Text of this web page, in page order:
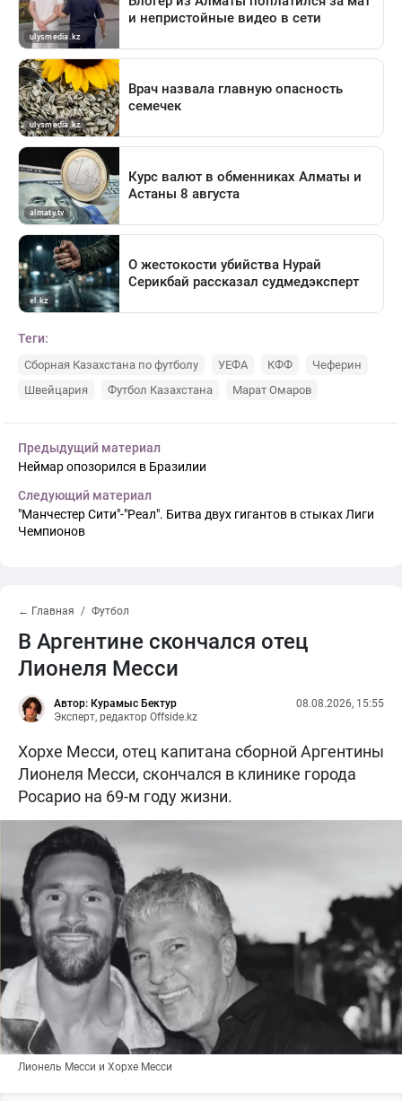
Теги:
Сборная Казахстана по футболу УЕФА КФФ
Чеферин
Швейцария
Футбол Казахстана Марат Омаров
Предыдущий материал
Неймар опозорился в Бразилии
Следующий материал
"Манчестер Сити"-"Реал". Битва двух гигантов в стыках Лиги
Чемпионов
← Главная Футбол
В Аргентине скончался отец
Лионеля Месси
Автор: Курамыс Бектур
Эксперт, редактор Offside.kz
08.08.2026, 15:55
Хорхе Месси, отец капитана сборной Аргентины
Лионеля Месси, скончался в клинике города
Росарио на 69-м году жизни.
Лионель Месси и Хорхе Месси